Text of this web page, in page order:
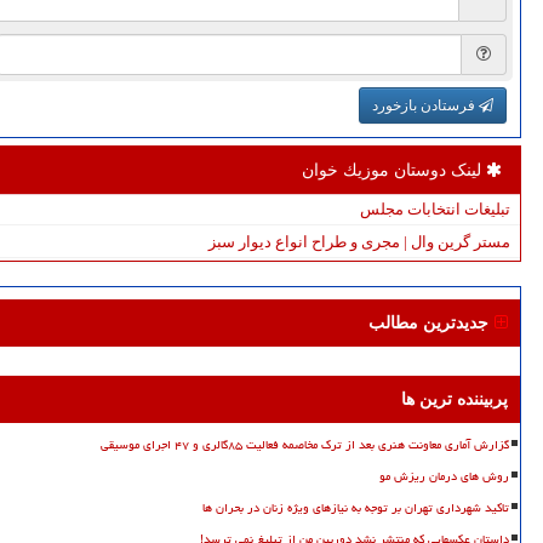
فرستادن بازخورد
لینک دوستان موزیك خوان
تبلیغات انتخابات مجلس
مستر گرین وال | مجری و طراح انواع دیوار سبز
جدیدترین مطالب
پربیننده ترین ها
گزارش آماری معاونت هنری بعد از ترک مخاصمه فعالیت ۸۵گالری و ۴۷ اجرای موسیقی
روش های درمان ریزش مو
تاکید شهرداری تهران بر توجه به نیازهای ویژه زنان در بحران ها